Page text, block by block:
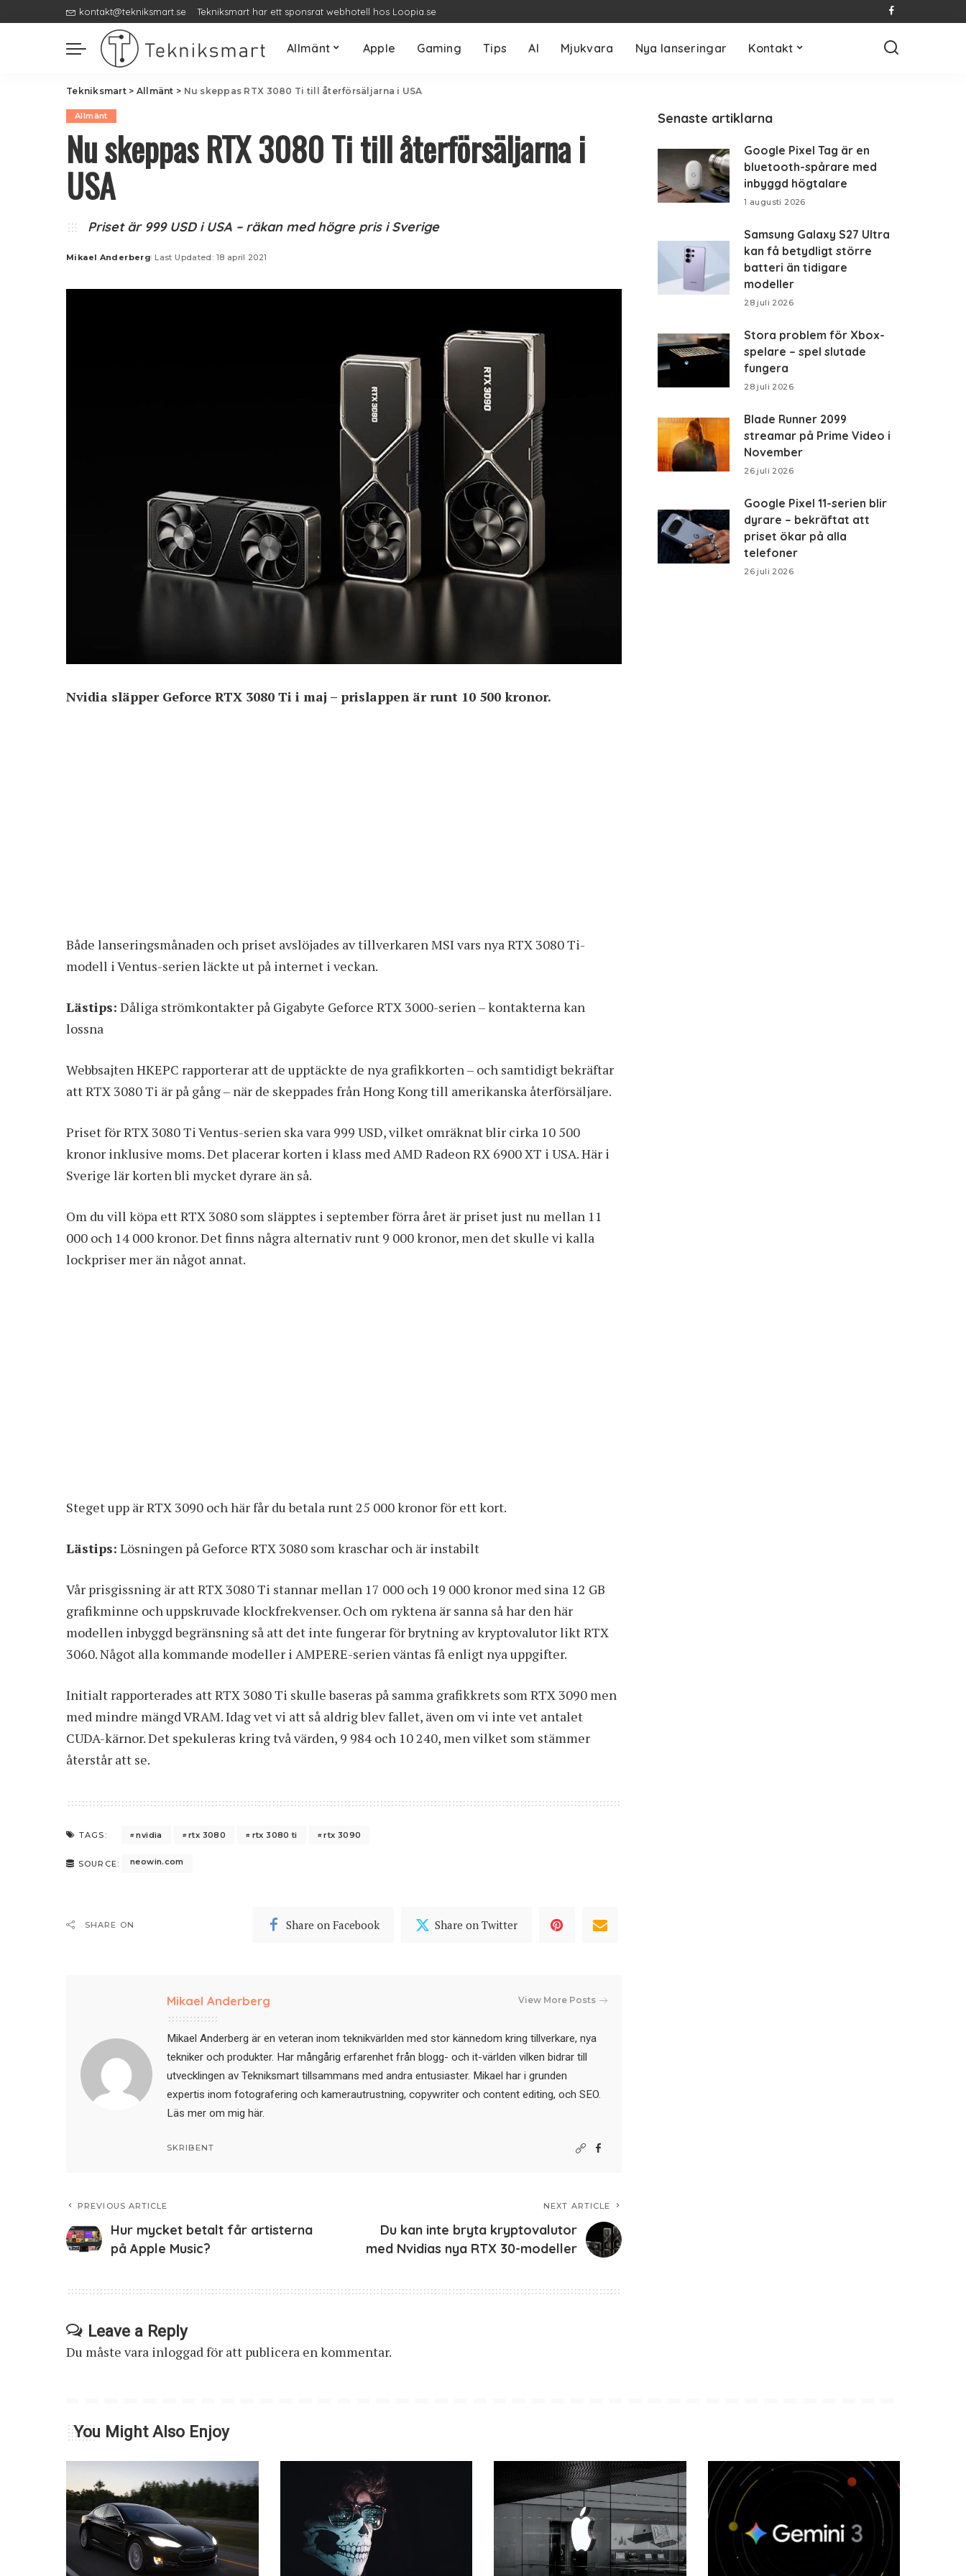
kontakt@tekniksmart.se Tekniksmart har ett sponsrat webhotell hos Loopia.se
Allmänt Apple Gaming Tips AI Mjukvara Nya lanseringar Kontakt
Tekniksmart> Allmänt > Nu skeppas RTX 3080 Ti till återförsäljarna i USA
Allmänt
Nu skeppas RTX 3080 Ti till återförsäljarna i
USA
Priset är 999 USD i USA – räkan med högre pris i Sverige
Posted
Mikael Anderberg Last Updated: 18 april 2021
Nvidia släpper Geforce RTX 3080 Ti i maj – prislappen är runt 10 500 kronor.
Både lanseringsmånaden och priset avslöjades av tillverkaren MSI vars nya RTX 3080 Ti-
modell i Ventus-serien läckte ut på internet i veckan.
Lästips: Dåliga strömkontakter på Gigabyte Geforce RTX 3000-serien – kontakterna kan
lossna
Webbsajten HKEPC rapporterar att de upptäckte de nya grafikkorten – och samtidigt bekräftar
att RTX 3080 Ti är på gång – när de skeppades från Hong Kong till amerikanska återförsäljare.
Priset för RTX 3080 Ti Ventus-serien ska vara 999 USD, vilket omräknat blir cirka 10 500
kronor inklusive moms. Det placerar korten i klass med AMD Radeon RX 6900 XT i USA. Här i
Sverige lär korten bli mycket dyrare än så.
Om du vill köpa ett RTX 3080 som släpptes i september förra året är priset just nu mellan 11
000 och 14 000 kronor. Det finns några alternativ runt 9 000 kronor, men det skulle vi kalla
lockpriser mer än något annat.
Steget upp är RTX 3090 och här får du betala runt 25 000 kronor för ett kort.
Lästips: Lösningen på Geforce RTX 3080 som kraschar och är instabilt
Vår prisgissning är att RTX 3080 Ti stannar mellan 17 000 och 19 000 kronor med sina 12 GB
grafikminne och uppskruvade klockfrekvenser. Och om ryktena är sanna så har den här
modellen inbyggd begränsning så att det inte fungerar för brytning av kryptovalutor likt RTX
3060. Något alla kommande modeller i AMPERE-serien väntas få enligt nya uppgifter.
Initialt rapporterades att RTX 3080 Ti skulle baseras på samma grafikkrets som RTX 3090 men
med mindre mängd VRAM. Idag vet vi att så aldrig blev fallet, även om vi inte vet antalet
CUDA-kärnor. Det spekuleras kring två värden, 9 984 och 10 240, men vilket som stämmer
återstår att se.
TAGS: nvidia rtx 3080 rtx 3080 ti rtx 3090
SOURCE: neowin.com
SHARE ON Share on Facebook Share on Twitter
Mikael Anderberg View More Posts
Mikael Anderberg är en veteran inom teknikvärlden med stor kännedom kring tillverkare, nya
tekniker och produkter. Har mångårig erfarenhet från blogg- och it-världen vilken bidrar till
utvecklingen av Tekniksmart tillsammans med andra entusiaster. Mikael har i grunden
expertis inom fotografering och kamerautrustning, copywriter och content editing, och SEO.
Läs mer om mig här.
SKRIBENT
PREVIOUS ARTICLE
Hur mycket betalt får artisterna
på Apple Music?
NEXT ARTICLE
Du kan inte bryta kryptovalutor
med Nvidias nya RTX 30-modeller
Leave a Reply
Du måste vara inloggadför att publicera en kommentar.
Senaste artiklarna
Google Pixel Tag är en
bluetooth-spårare med
inbyggd högtalare
1 augusti 2026
Samsung Galaxy S27 Ultra
kan få betydligt större
batteri än tidigare
modeller
28 juli 2026
Stora problem för Xbox-
spelare – spel slutade
fungera
28 juli 2026
Blade Runner 2099
streamar på Prime Video i
November
26 juli 2026
Google Pixel 11-serien blir
dyrare – bekräftat att
priset ökar på alla
telefoner
26 juli 2026
You Might Also Enjoy